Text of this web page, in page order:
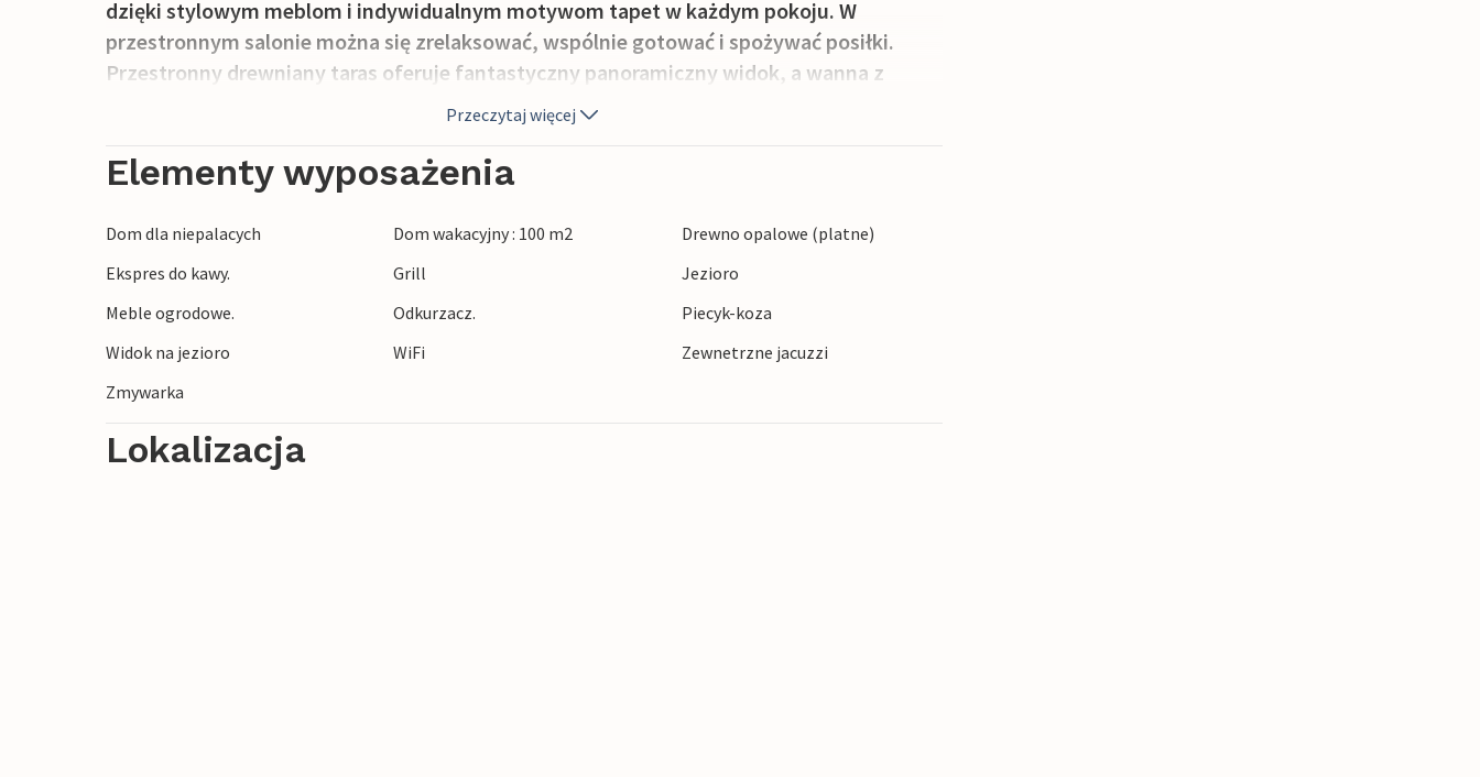
dzięki stylowym meblom i indywidualnym motywom tapet w każdym pokoju. W
przestronnym salonie można się zrelaksować, wspólnie gotować i spożywać posiłki.
Przestronny drewniany taras oferuje fantastyczny panoramiczny widok, a wanna z
hydromasażem na świeżym powietrzu zapewnia doskonały relaks. Miejsce, w którym
Bleik i wyspa Andøya oferują niezrównane wrażenia przyrodnicze. Wybierz się na
wędrówkę na szczyt Måtind i podziwiaj spektakularne widoki na krajobraz i morze.
również znany z zorzy polarnej i zorzy polarnej o północy. Atrakcją jest Centrum
Kosmiczne Andøya, które oferuje ekscytujący wgląd w świat podróży kosmicznych.
Przeczytaj więcej
Elementy wyposażenia
Dom dla niepalacych Dom wakacyjny : 100 m2
Drewno opalowe (platne)
Ekspres do kawy.
Grill
Jezioro
Meble ogrodowe.
Odkurzacz.
Piecyk-koza
Widok na jezioro
WiFi
Zewnetrzne jacuzzi
Zmywarka
Lokalizacja